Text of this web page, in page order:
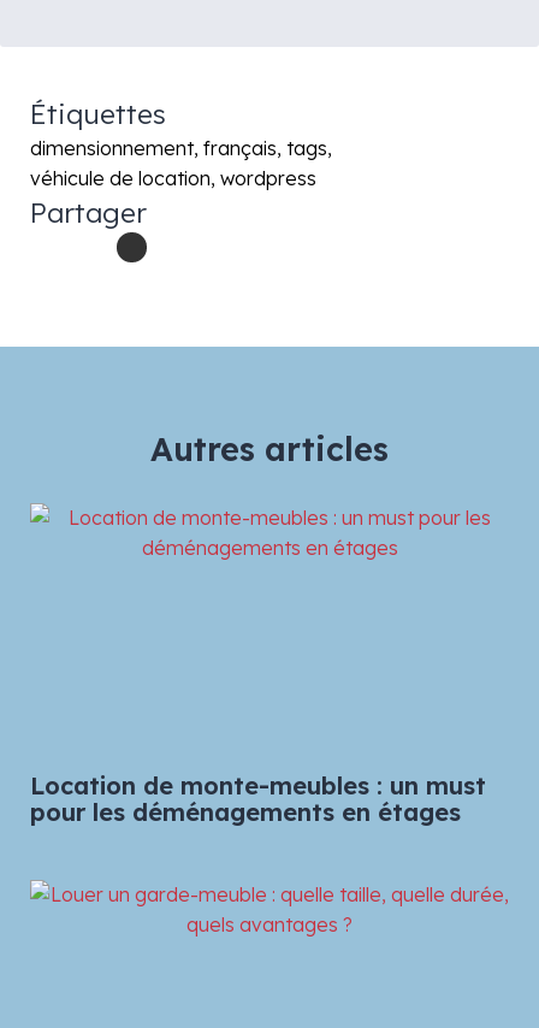
Étiquettes
dimensionnement français tags
véhicule de location wordpress
Partager
Autres articles
Location de monte-meubles : un must
pour les déménagements en étages